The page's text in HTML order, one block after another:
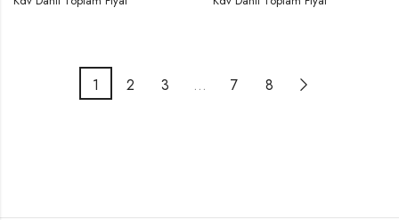
1 2 3 … 7 8